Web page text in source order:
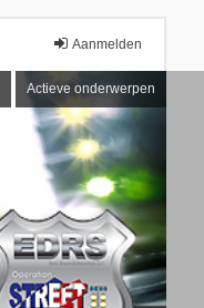
Aanmelden
Actieve onderwerpen